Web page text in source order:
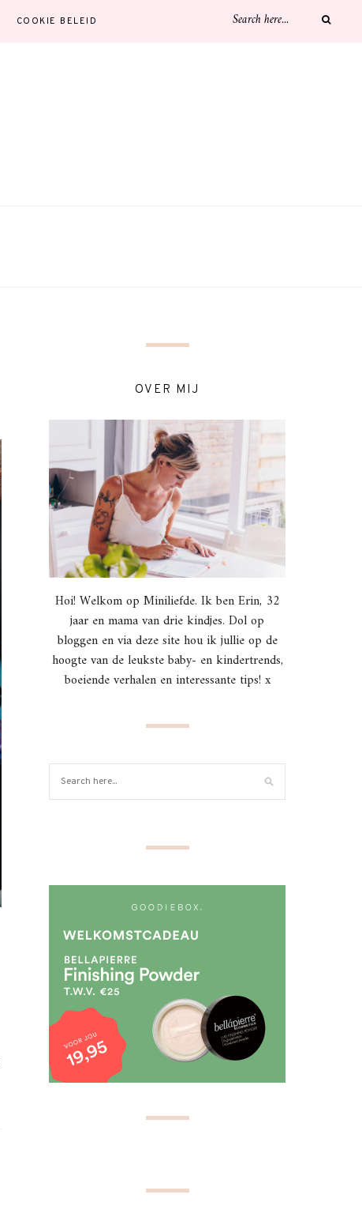
COOKIE BELEID
OVER MIJ
Hoi! Welkom op Miniliefde. Ik ben Erin, 32
jaar en mama van drie kindjes. Dol op
bloggen en via deze site hou ik jullie op de
hoogte van de leukste baby- en kindertrends,
boeiende verhalen en interessante tips! x